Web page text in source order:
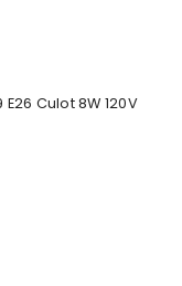
E26 Culot 8W 120V